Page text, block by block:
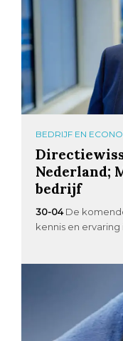
BEDRIJF EN
Nederland;
bedrijf
30-04 De
kennis en